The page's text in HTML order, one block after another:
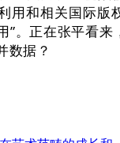
用和相关国际版
”。正在张平看来
数据？